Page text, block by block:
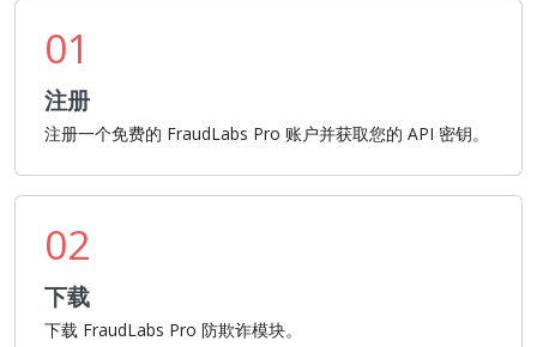
01
注册
注册一个免费的 FraudLabs Pro 账户并获取您的 API 密钥。
02
下载
下载 FraudLabs Pro 防欺诈模块。